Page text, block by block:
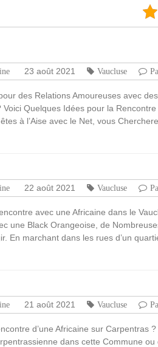
23 août 2021 Vaucluse
des Relations Amoureuses avec
Quelques Idées pour la
à l’Aise avec le Net, vous
22 août 2021 Vaucluse
avec une Africaine dans le
une Black Orangeoise, de
En marchant dans les rues d’un
21 août 2021 Vaucluse
d’une Africaine sur Carpentras
dans cette Commune